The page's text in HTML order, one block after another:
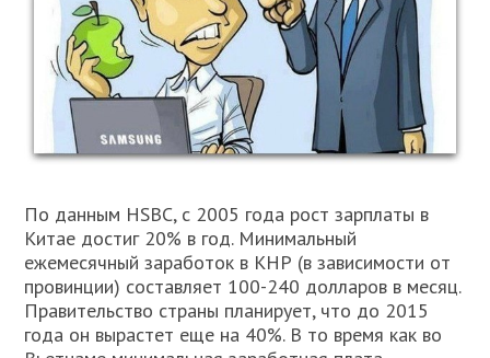
По данным HSBC, с 2005 года рост зарплаты в
Китае достиг 20% в год. Минимальный
ежемесячный заработок в КНР (в зависимости от
провинции) составляет 100-240 долларов в месяц.
Правительство страны планирует, что до 2015
года он вырастет еще на 40%. В то время как во